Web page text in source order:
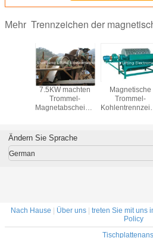
Mehr Trennzeichen der
7.5KW machten
Trommel-
Magnetabscheider-
Kapazität nass
Magnetische
Trommel-
Flaschenzug-
Ändern Sie Sprache
German
Nach Hause Über uns treten Sie mit uns
Policy